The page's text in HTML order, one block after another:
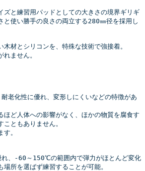
ズと練習用パッドとしての大きさの境界ギリギ
と使い勝手の良さの両立する280㎜径を採用し
材とシリコンを、特殊な技術で強接着。
ません。
老化性に優れ、変形しにくいなどの特徴があ
人体への影響がなく、ほかの物質を腐食す
ともありません。
。
れ、-60～150℃の範囲内で弾力がほとんど変化
場所を選ばず練習することが可能。